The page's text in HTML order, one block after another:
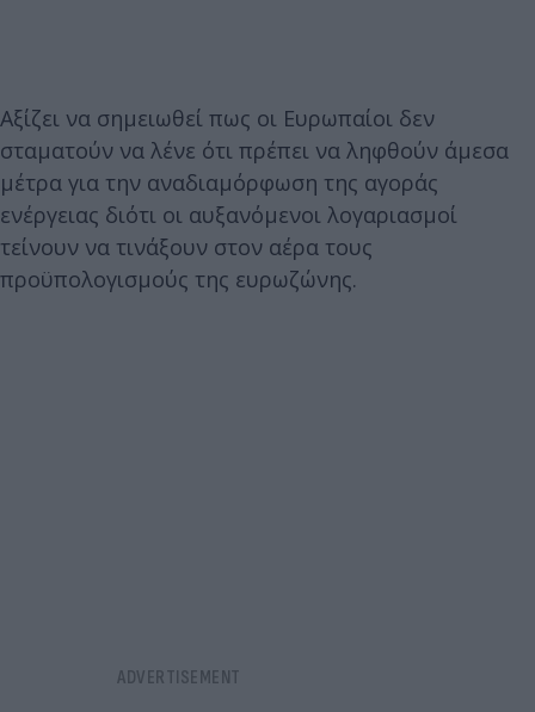
Αξίζει να σημειωθεί πως οι Ευρωπαίοι δεν
σταματούν να λένε ότι πρέπει να ληφθούν άμεσα
μέτρα για την αναδιαμόρφωση της αγοράς
ενέργειας διότι οι αυξανόμενοι λογαριασμοί
τείνουν να τινάξουν στον αέρα τους
προϋπολογισμούς της ευρωζώνης.